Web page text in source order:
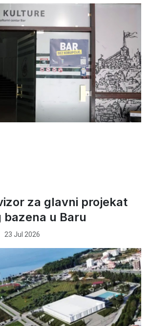
za glavni projekat
u Baru
23 Jul 2026